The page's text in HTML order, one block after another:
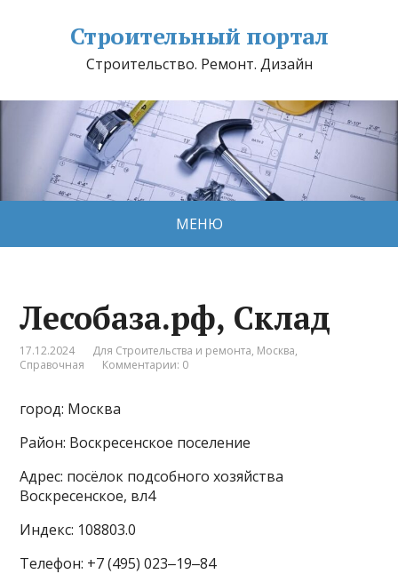
Строительный портал
Строительство. Ремонт. Дизайн
МЕНЮ
Лесобаза.рф, Склад
17.12.2024 Для Строительства и ремонта, Москва,
Справочная
Комментарии: 0
город: Москва
Район: Воскресенское поселение
Адрес: посёлок подсобного хозяйства
Воскресенское, вл4
Индекс: 108803.0
Телефон: +7 (495) 023‒19‒84